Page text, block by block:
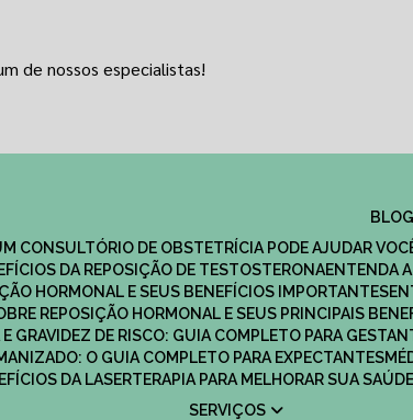
de nossos especialistas!
BLOG
CONSULTÓRIO DE OBSTETRÍCIA PODE AJUDAR
DA REPOSIÇÃO DE TESTOSTERONA
ENTENDA
HORMONAL E SEUS BENEFÍCIOS IMPORTANTES
REPOSIÇÃO HORMONAL E SEUS PRINCIPAIS
E GRAVIDEZ DE RISCO: GUIA COMPLETO PARA
O GUIA COMPLETO PARA EXPECTANTES
DA LASERTERAPIA PARA MELHORAR SUA SAÚDE
SERVIÇOS